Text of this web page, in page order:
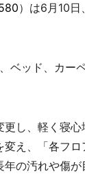
）は6月10日
ベッド、カー
し、軽く寝
え、「各フ
の汚れや傷